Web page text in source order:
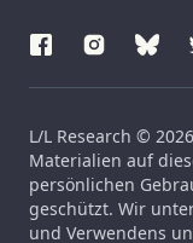
L/L Research ©
Materialien auf
persönlichen
geschützt. Wir
und Verwendens